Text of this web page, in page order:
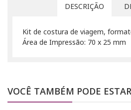
DESCRIÇÃO
Kit de costura de viagem,
Área de Impressão: 70 x 25 mm
VOCÊ TAMBÉM PODE